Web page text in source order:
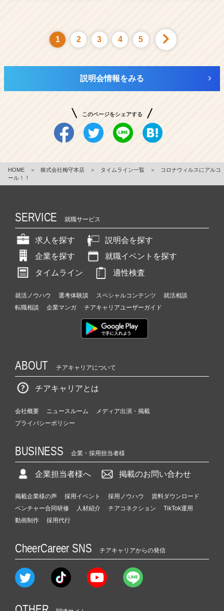
1 2 3 4 5
説明会情報をみる
このページをシェアする
HOME ＞ 株式会社梅守本店 ＞ タイムライン一覧 ＞
コロナウィルスにアルコ
ール！！
SERVICE 就職サービス
求人を探す
説明会を探す
企業を探す
就職イベントを探す
タイムライン
適性検査
就活ノウハウ 選考体験談 スペシャルコンテンツ
就活相談
転職相談
企業マンガ チアキャリアユーザーガイド
ABOUT チアキャリアについて
チアキャリアとは
会社概要 ニュースルーム
メディア出演・掲載
プライバシーポリシー
BUSINESS 企業・採用担当者様
企業担当者様へ 掲載のお問い合わせ
掲載企業様の声 採用イベント 採用ノウハウ
資料ダウンロード
ベンチャー合同研修
人材紹介 チアコネクション
TikTok運用
動画制作
採用代行
CheerCareer SNS チアキャリアからの発信